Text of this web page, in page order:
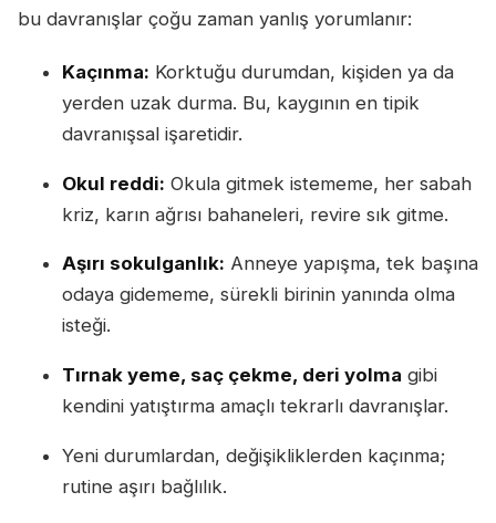
bu davranışlar çoğu zaman yanlış yorumlanır:
Kaçınma: Korktuğu durumdan, kişiden ya da
yerden uzak durma. Bu, kaygının en tipik
davranışsal işaretidir.
Okul reddi: Okula gitmek istememe, her sabah
kriz, karın ağrısı bahaneleri, revire sık gitme.
Aşırı sokulganlık: Anneye yapışma, tek başına
odaya gidememe, sürekli birinin yanında olma
isteği.
Tırnak yeme, saç çekme, deri yolma gibi
kendini yatıştırma amaçlı tekrarlı davranışlar.
Yeni durumlardan, değişikliklerden kaçınma;
rutine aşırı bağlılık.